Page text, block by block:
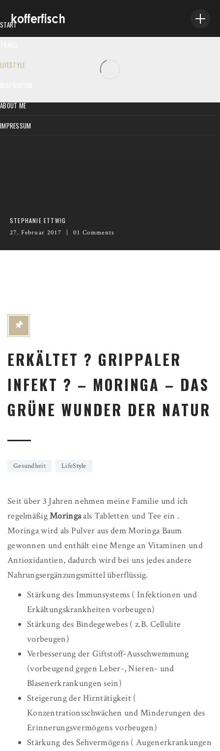
START
LIFESTYLE
ABOUT ME
IMPRESSUM
16. Oktober 2020
STEPHANIE ETTWIG
27. Februar 2017
01 Comments
ERKÄLTET ? GRIPPALER
INFEKT ? – MORINGA – DAS
GRÜNE WUNDER DER NATUR
Gesundheit LifeStyle
Seit über 3 Jahren nehmen meine Familie und ich
regelmäßigMoringaals Tabletten und Tee ein .
Moringa wird als Pulver aus dem Moringa Baum
gewonnen und enthält eine Menge an Vitaminen und
Antioxidantien, dadurch wird bei uns jedes andere
Nahrungsergänzungsmittel überflüssig.
Stärkung des Immunsystems ( Infektionen und
Erkältungskrankheiten vorbeugen)
Stärkung des Bindegewebes ( z.B. Cellulite
vorbeugen)
Verbesserung der Giftstoff-Ausschwemmung
(vorbeugend gegen Leber-, Nieren- und
Blasenerkrankungen sein)
Steigerung der Hirntätigkeit (
Konzentrationsschwächen und Minderungen des
Erinnerungsvermögens vorbeugen)
Stärkung des Sehvermögens ( Augenerkrankungen